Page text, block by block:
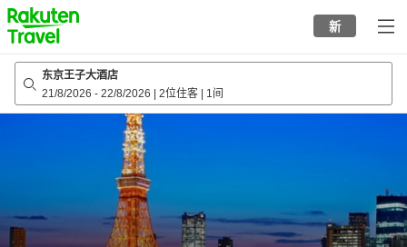
to
top
page
新
东京王子大酒店
21/8/2026 - 22/8/2026 2位住客 1间